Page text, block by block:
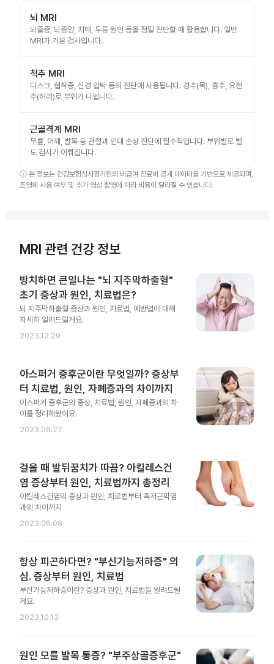
뇌 MRI
뇌졸중, 뇌종양, 치매, 두통 원인 등을 정밀 진단할 때 활용합니다. 일반
MRI가 기본 검사입니다.
척추 MRI
디스크, 협착증, 신경 압박 등의 진단에 사용됩니다. 경추(목), 흉추, 요천
추(허리)로 부위가 나뉩니다.
근골격계 MRI
무릎, 어깨, 발목 등 관절과 인대 손상 진단에 필수적입니다. 부위별로 별
도 검사가 이뤄집니다.
ⓘ 본 정보는 건강보험심사평가원의 비급여 진료비 공개 데이터를 기반으로 제공되며,
조영제 사용 여부 및 추가 영상 촬영에 따라 비용이 달라질 수 있습니다.
MRI 관련 건강 정보
방치하면 큰일나는 "뇌 지주막하출혈"
초기 증상과 원인, 치료법은?
뇌 지주막하출혈 증상과 원인, 치료법, 예방법에 대해
자세히 알려드릴게요.
2023.12.29
아스퍼거 증후군이란 무엇일까? 증상부
터 치료법, 원인, 자폐증과의 차이까지
아스퍼거 증후군의 증상, 치료법, 원인, 자폐증과의 차
이를 정리해왔어요.
2023.06.27
걸을 때 발뒤꿈치가 따끔? 아킬레스건
염 증상부터 원인, 치료법까지 총정리
아킬레스건염의 증상과 원인, 치료법부터 족저근막염
과의 차이까지
2023.06.08
항상 피곤하다면? "부신기능저하증" 의
심. 증상부터 원인, 치료법
부신기능저하증이란? 증상과 원인, 치료법을 알려드릴
게요.
2023.10.13
원인 모를 발목 통증? "부주상골증후군"